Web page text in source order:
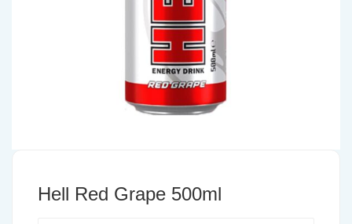
Hell Red Grape 500ml